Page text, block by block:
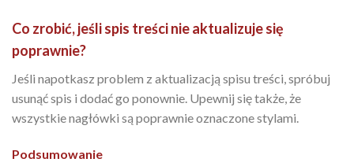
Co zrobić, jeśli spis treści nie aktualizuje się
poprawnie?
Jeśli napotkasz problem z aktualizacją spisu treści, spróbuj
usunąć spis i dodać go ponownie. Upewnij się także, że
wszystkie nagłówki są poprawnie oznaczone stylami.
Podsumowanie